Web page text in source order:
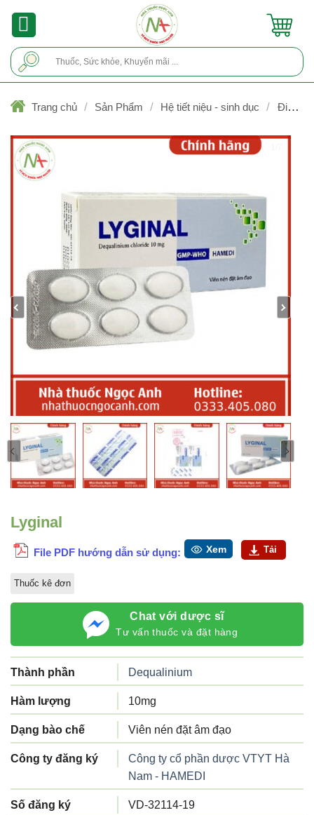
Trang chủ / Sản Phẩm / Hệ tiết niệu - sinh dục /
Điều trị
Chat với dược sĩ
Tư vấn thuốc và đặt hàng
Lyginal
File PDF hướng dẫn sử dụng: Xem Tải
Thuốc kê đơn
Thành phần Dequalinium
Hàm lượng 10mg
Dạng bào chế Viên nén đặt âm đạo
Công ty đăng ký
Công ty cổ phần dược VTYT Hà
Nam - HAMEDI
Số đăng ký VD-32114-19